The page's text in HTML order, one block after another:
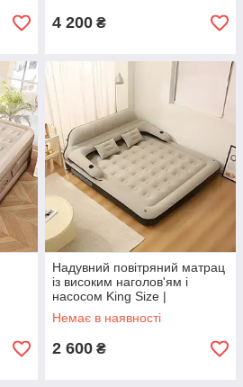
4 200 ₴
Надувний повітряний матрац
із високим наголов'ям і
насосом King Size |
202x152x70 см
Немає в наявності
2 600 ₴